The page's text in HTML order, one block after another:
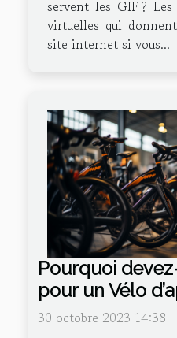
servent les GIF ?
virtuelles qui
site internet si vous...
Pourquoi
pour un Vélo
30 octobre 2023 14:38